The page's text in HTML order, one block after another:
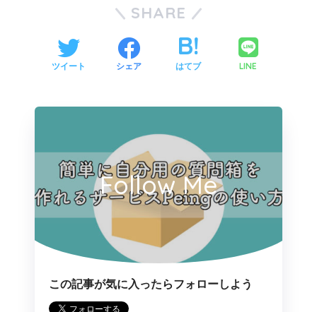
SHARE
ツイート シェア はてブ LINE
Follow Me
この記事が気に入ったらフォローしよう